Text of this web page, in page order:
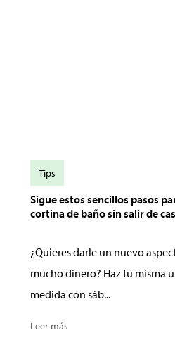
Sigue estos sencillos pasos
cortina de baño sin salir de
¿Quieres darle un nuevo
mucho dinero? Haz tu misma
medida con sáb...
Leer más
Tips